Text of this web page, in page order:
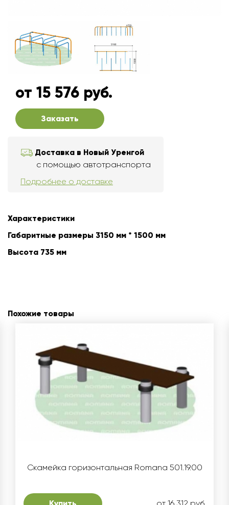
от 15 576 руб.
Заказать
Доставка в Новый Уренгой
с помощью автотранспорта
Подробнее о доставке
Характеристики
Габаритные размеры 3150 мм * 1500 мм
Высота 735 мм
Похожие товары
Скамейка горизонтальная Romana 501.19.00